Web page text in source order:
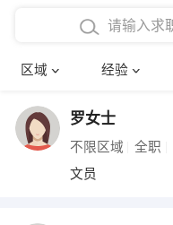
区域 经验
在校学生工作经验
四年以上工作经验
五年以上工作经验
博士
文员
财务会计
罗女士
不限区域 全职
文员